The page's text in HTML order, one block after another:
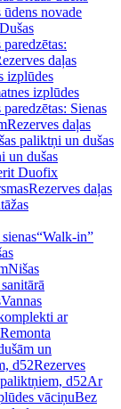
ūdens novade
daļas
izplūdes
izplūdes
Sienas
Rezerves daļas
paliktņi un dušas
un dušas
Duofix
Rezerves daļas
“Walk-in”
Nišas
Vannas
ar
Remonta
un
d52Rezerves
d52Ar
vāciņuBez